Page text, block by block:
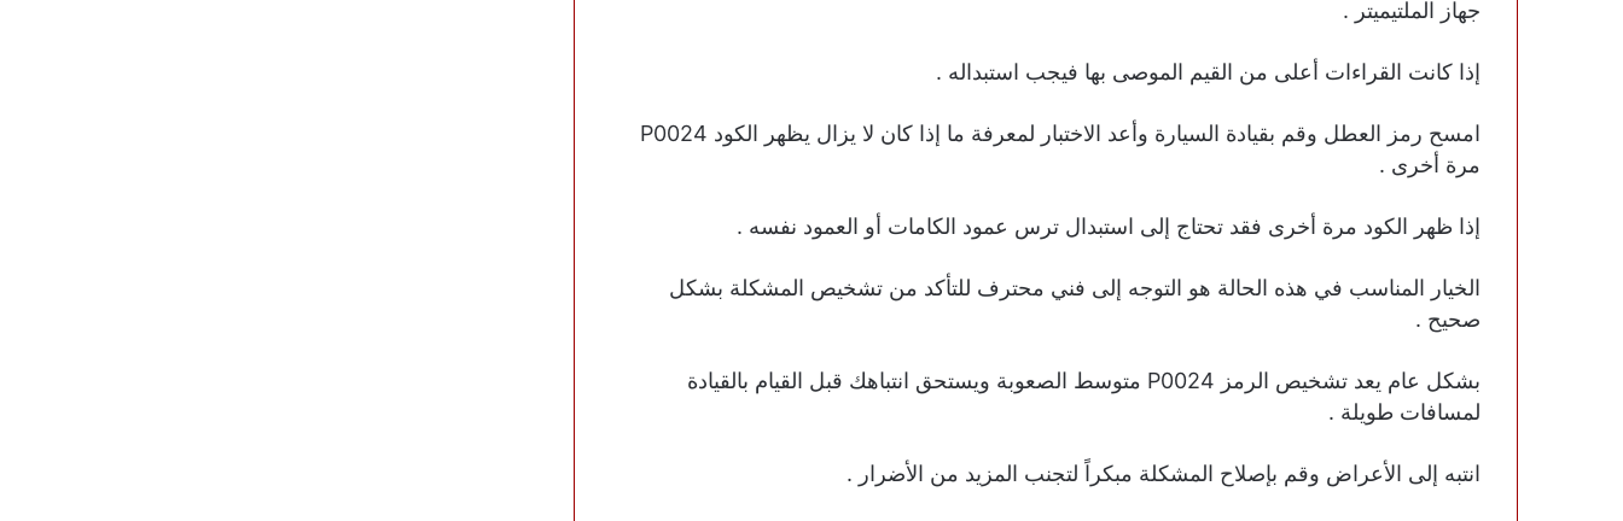
جهاز الملتيميتر .
إذا كانت القراءات أعلى من القيم الموصى بها فيجب استبداله .
امسح رمز العطل وقم بقيادة السيارة وأعد الاختبار لمعرفة ما إذا كان لا يزال يظهر الكود P0024
مرة أخرى .
إذا ظهر الكود مرة أخرى فقد تحتاج إلى استبدال ترس عمود الكامات أو العمود نفسه .
الخيار المناسب في هذه الحالة هو التوجه إلى فني محترف للتأكد من تشخيص المشكلة بشكل
صحيح .
بشكل عام يعد تشخيص الرمز P0024 متوسط الصعوبة ويستحق انتباهك قبل القيام بالقيادة
لمسافات طويلة .
انتبه إلى الأعراض وقم بإصلاح المشكلة مبكراً لتجنب المزيد من الأضرار .